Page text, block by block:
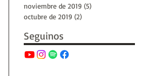
noviembre de 2019 (5)
octubre de 2019 (2)
Seguinos